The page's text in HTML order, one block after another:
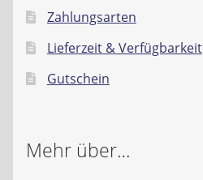
Zahlungsarten
Lieferzeit & Verfügbarkeit
Gutschein
Mehr über…